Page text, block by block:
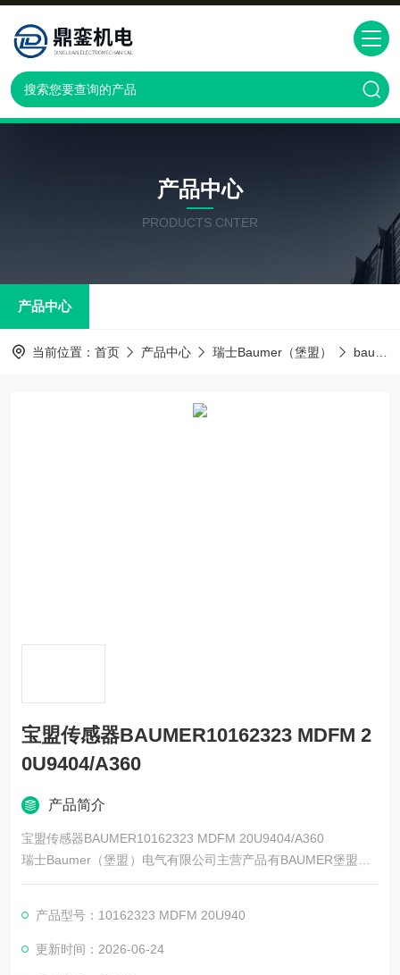
产品中心
PRODUCTS CNTER
产品中心
当前位置： 首页 产品中心 瑞士Baumer（堡盟） baumer传感器
宝盟传感器BAUMER10162323 MDFM 2
0U9404/A360
产品简介
宝盟传感器BAUMER10162323 MDFM 20U9404/A360
瑞士Baumer（堡盟）电气有限公司主营产品有BAUMER堡盟、B
AUMER编码器、BAUMER传感器、BAUMER控制器、BAUMER
ER光电开关、BAUMER限位开关、宝盟传感器
产品型号：10162323 MDFM 20U940
更新时间：2026-06-24